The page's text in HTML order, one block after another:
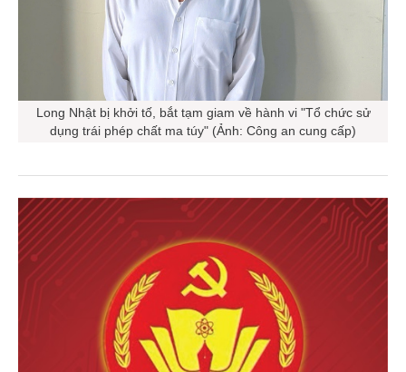
Long Nhật bị khởi tố, bắt tạm giam về hành vi "Tổ chức sử
dụng trái phép chất ma túy" (Ảnh: Công an cung cấp)